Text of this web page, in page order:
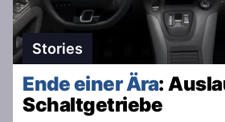
Stories
Ende einer Ära:
Schaltgetriebe